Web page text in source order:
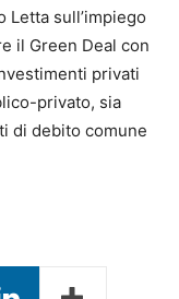
sull’impiego
il Green Deal con
privati
privato, sia
di debito comune